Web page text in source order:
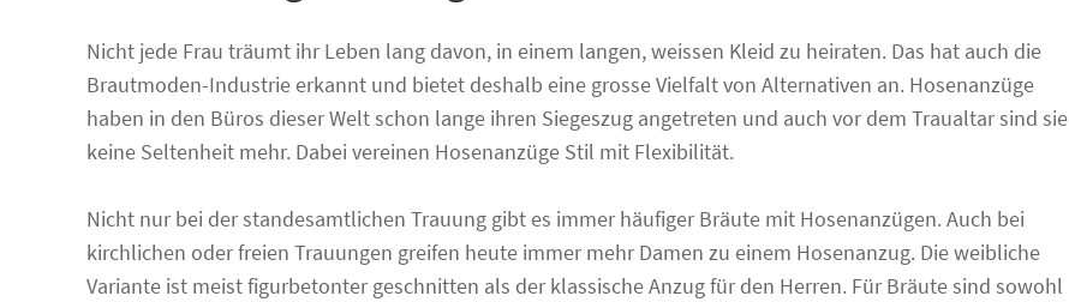
Nicht jede Frau träumt ihr Leben lang davon, in einem langen, weissen Kleid zu heiraten. Das hat auch die
Brautmoden-Industrie erkannt und bietet deshalb eine grosse Vielfalt von Alternativen an. Hosenanzüge
haben in den Büros dieser Welt schon lange ihren Siegeszug angetreten und auch vor dem Traualtar sind sie
keine Seltenheit mehr. Dabei vereinen Hosenanzüge Stil mit Flexibilität.
Nicht nur bei der standesamtlichen Trauung gibt es immer häufiger Bräute mit Hosenanzügen. Auch bei
kirchlichen oder freien Trauungen greifen heute immer mehr Damen zu einem Hosenanzug. Die weibliche
Variante ist meist figurbetonter geschnitten als der klassische Anzug für den Herren. Für Bräute sind sowohl